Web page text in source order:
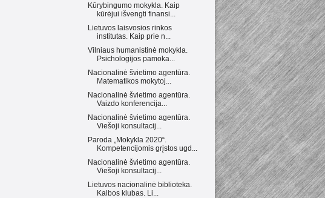
Kūrybingumo mokykla. Kaip
kūrėjui išvengti finansi...
Lietuvos laisvosios rinkos
institutas. Kaip prie n...
Vilniaus humanistinė mokykla.
Psichologijos pamoka...
Nacionalinė švietimo agentūra.
Matematikos mokytoj...
Nacionalinė švietimo agentūra.
Vaizdo konferencija...
Nacionalinė švietimo agentūra.
Viešoji konsultacij...
Paroda „Mokykla 2020“.
Kompetencijomis grįstos ugd...
Nacionalinė švietimo agentūra.
Viešoji konsultacij...
Lietuvos nacionalinė biblioteka.
Kalbos klubas. Li...